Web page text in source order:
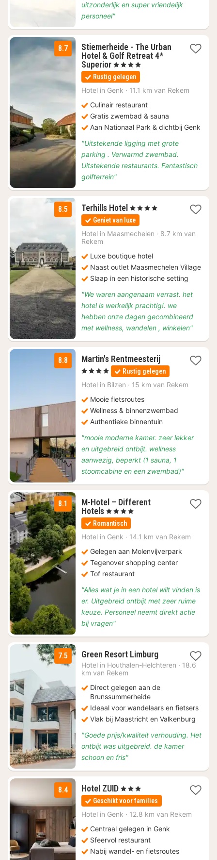
uitzonderlijk en super vriendelijk
personeel"
8.7
Stiemerheide - The Urban
Hotel & Golf Retreat 4*
Superior1
nacht
vanaf
€
, 4 Sterren
Rustig gelegen
Hotel in Genk · 11.1 km van Rekem
Culinair restaurant
Gratis zwembad & sauna
Aan Nationaal Park & dichtbij Genk
"Uitstekende ligging met grote
parking . Verwarmd zwembad.
Uitstekende restaurants. Fantastisch
golfterrein"
8.5 Terhills Hotel 1
nacht
vanaf
€
, 4 Sterren
Geniet van luxe
Hotel in Maasmechelen · 8.7 km van
Rekem
Luxe boutique hotel
Naast outlet Maasmechelen Village
Slaap in een historische setting
"We waren aangenaam verrast. het
hotel is werkelijk prachtig!. we
hebben onze dagen gecombineerd
met wellness, wandelen , winkelen"
8.8 Martin's Rentmeesterij1
nacht
vanaf
€
, 4 Sterren Rustig gelegen
Hotel in Bilzen · 15 km van Rekem
Mooie fietsroutes
Wellness & binnenzwembad
Authentieke binnentuin
"mooie moderne kamer. zeer lekker
en uitgebreid ontbijt. wellness
aanwezig, beperkt (1 sauna, 1
stoomcabine en een zwembad)"
8.1
M-Hotel – Different
Hotels3
nachten
vanaf
€
, 4 Sterren
Romantisch
Hotel in Genk · 14.1 km van Rekem
Gelegen aan Molenvijverpark
Tegenover shopping center
Tof restaurant
"Alles wat je in een hotel wilt vinden is
er. Uitgebreid ontbijt met zeer ruime
keuze. Personeel neemt direkt actie
bij vragen"
7.5 Green Resort Limburg1
nacht
130
Hotel in Houthalen-Helchteren · 18.6
km van Rekem
Direct gelegen aan de
Brunssummerheide
Ideaal voor wandelaars en fietsers
Vlak bij Maastricht en Valkenburg
"Goede prijs/kwaliteit verhouding. Het
ontbijt was uitgebreid. de kamer
schoon en fris"
8.4 Hotel ZUID1
nacht
vanaf
€
, 3 Sterren
Geschikt voor families
Hotel in Genk · 12.8 km van Rekem
Centraal gelegen in Genk
Sfeervol restaurant
Nabij wandel- en fietsroutes